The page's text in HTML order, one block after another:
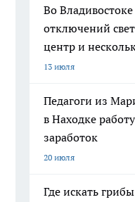
Во Владивостоке
отключений
центр и
13 июля
Педагоги из
в Находке
заработок
20 июля
Где искать